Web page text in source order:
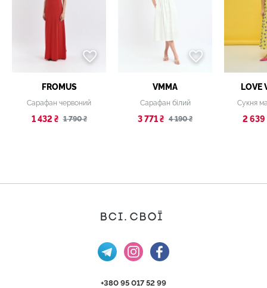
FROMUS
Сарафан червоний
1 432 ₴ 1 790 ₴
VMMA
Сарафан білий
3 771 ₴ 4 190 ₴
LOVE
Сукня
2 639
+380 95 017 52 99